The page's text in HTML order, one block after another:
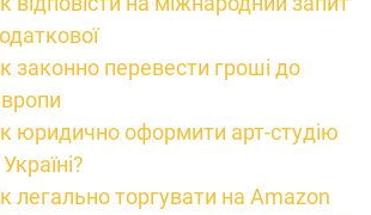
законно перевести гроші до
юридично оформити арт-студію
легально торгувати на Amazon